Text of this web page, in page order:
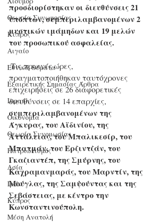
Θεωρία Συνωμοσίας
Κύπρος
Αιγαίο
Εθνικά Θέματα
Εξαιρετικής Σημασίας Άρθρα
Ισραήλ
Οικονομία
Θεωρία Συνομωσίας
Πατριωτισμός
Ασία
Ιράν
Κύπρος
Μέση Ανατολή
προσδιορίστηκαν οι διευθύνσεις 21
υπόπτων, συμπεριλαμβανομένων 2
μυστικών ιμάμηδων και 19 μελών
του προσωπικού ασφαλείας.
Τις πρωινές ώρες,
πραγματοποιήθηκαν ταυτόχρονες
επιχειρήσεις σε 26 διαφορετικές
διευθύνσεις σε 14 επαρχίες,
συμπεριλαμβανομένων της
Άγκυρας, του Αϊδινίου, της
Αττάλειας, του Μπαλικεσίρ, του
Μπατμάν, του Ερζιντζάν, του
Γκαζιαντέπ, της Σμύρνης, του
Καχραμανμαράς, του Μαρντίν, της
Μούγλας, της Σαμψούντας και της
Σεβάστειας, με κέντρο την
Κωνσταντινούπολη.